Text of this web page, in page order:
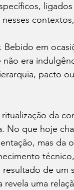
em
era
pacto
da
que hoje
mas da
de um
uma